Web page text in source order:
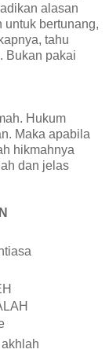
alasan
untuk bertunang,
tahu
Bukan pakai
Hukum
Maka apabila
hikmahnya
dan jelas